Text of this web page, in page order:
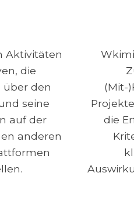
Aktivitäten
die
den
seine
auf der
anderen
(Mit-
die